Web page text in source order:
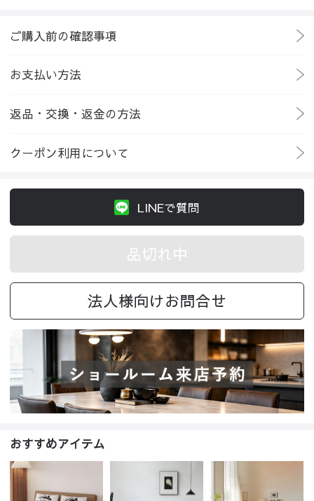
ご購入前の確認事項
お支払い方法
返品・交換・返金の方法
クーポン利用について
LINEで質問
品切れ中
法人様向けお問合せ
おすすめアイテム